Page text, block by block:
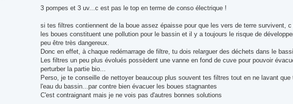
3 pompes et 3 uv...c est pas le top en terme de conso électrique !
si tes filtres contiennent de la boue assez épaisse pour que les vers de terre survivent,
les boues constituent une pollution pour le bassin et il y a toujours le risque de
peu être très dangereux.
Donc en effet, à chaque redémarrage de filtre, tu dois relarguer des déchets dans le
Les filtres un peu plus évolués possèdent une vanne en fond de cuve pour pouvoir
perturber la partie bio...
Perso, je te conseille de nettoyer beaucoup plus souvent tes filtres tout en ne lavant
l'eau du bassin...par contre bien évacuer les boues stagnantes
C'est contraignant mais je ne vois pas d'autres bonnes solutions